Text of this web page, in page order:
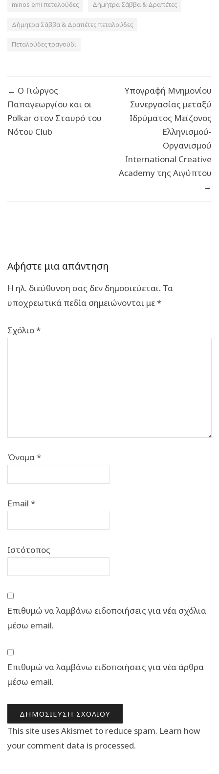
minos emi πεταλούδες Δήμητρα Σάββα & Δραπέτες
Δήμητρα Σάββα & Δραπέτες πεταλούδες
Πεταλούδες τραγούδι
άρθρων
← Ο Γιώργος
Παπαγεωργίου και οι
Polkar στον Σταυρό του
Νότου Club
Υπογραφή Μνημονίου
Συνεργασίας μεταξύ
Ιδρύματος Μείζονος
Ελληνισμού-
Οργανισμού
International Creative
Academy της Αιγύπτου
→
Αφήστε μια απάντηση
Η ηλ. διεύθυνση σας δεν δημοσιεύεται. Τα
υποχρεωτικά πεδία σημειώνονται με*
Σχόλιο*
Όνομα*
Email *
Ιστότοπος
Επιθυμώ να λαμβάνω ειδοποιήσεις για νέα σχόλια
μέσω email.
Επιθυμώ να λαμβάνω ειδοποιήσεις για νέα άρθρα
μέσω email.
This site uses Akismet to reduce spam. Learn how
your comment data is processed.